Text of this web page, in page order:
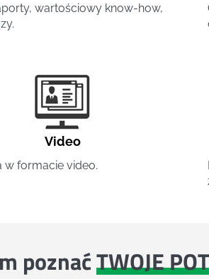
wartościowy know-how,
Video
w formacie video.
poznaćTWOJE